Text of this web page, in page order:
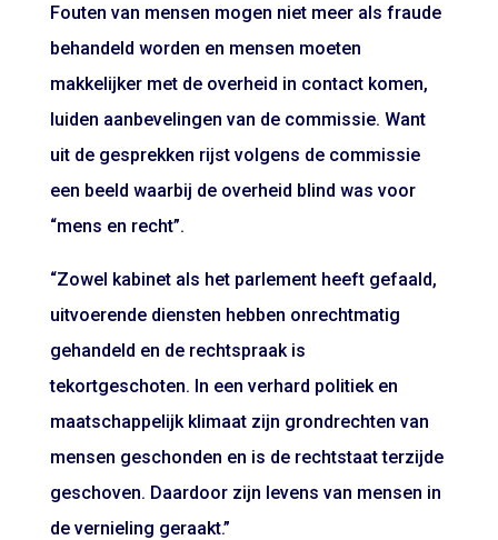
Fouten van mensen mogen niet meer als fraude
behandeld worden en mensen moeten
makkelijker met de overheid in contact komen,
luiden aanbevelingen van de commissie. Want
uit de gesprekken rijst volgens de commissie
een beeld waarbij de overheid blind was voor
“mens en recht”.
“Zowel kabinet als het parlement heeft gefaald,
uitvoerende diensten hebben onrechtmatig
gehandeld en de rechtspraak is
tekortgeschoten. In een verhard politiek en
maatschappelijk klimaat zijn grondrechten van
mensen geschonden en is de rechtstaat terzijde
geschoven. Daardoor zijn levens van mensen in
de vernieling geraakt.”